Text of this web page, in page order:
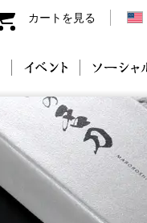
カートを見る
会社案内 イベント